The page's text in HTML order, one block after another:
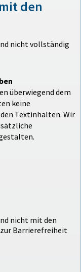
den
nicht vollständig
überwiegend dem
keine
Textinhalten. Wir
nicht mit den
Barrierefreiheit